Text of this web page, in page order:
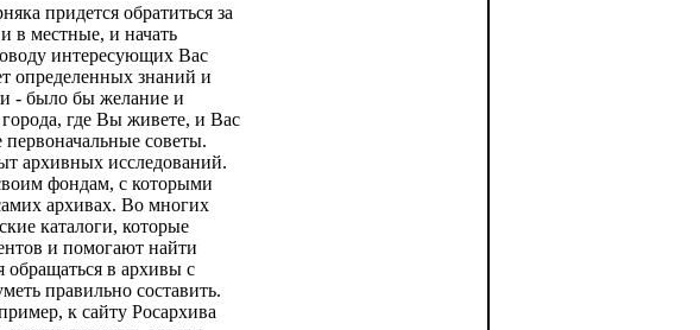
придется обратиться за
в местные, и начать
интересующих Вас
определенных знаний и
- было бы желание и
где Вы живете, и Вас
советы.
архивных исследований.
фондам, с которыми
архивах. Во многих
каталоги, которые
и помогают найти
в архивы с
правильно составить.
к сайту Росархива